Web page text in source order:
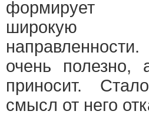
формирует
широкую
очень
приносит.
смысл от него